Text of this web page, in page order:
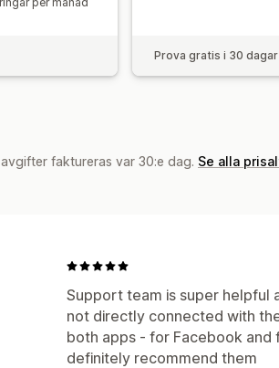
Prova gratis i 30 dagar
faktureras var 30:e dag. Se alla
Support team is super helpful
not directly connected with
both apps - for Facebook and
definitely recommend them